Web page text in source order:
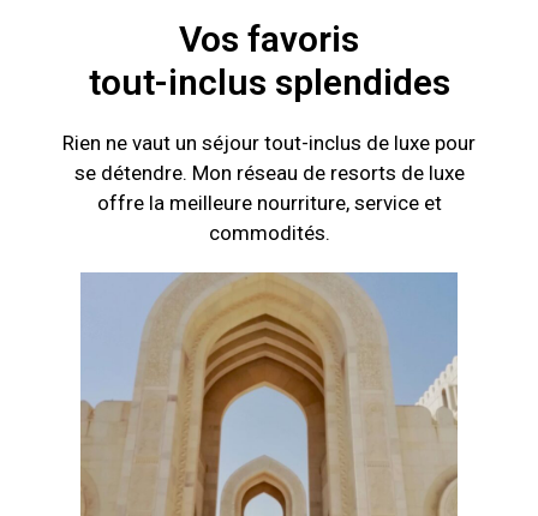
Vos favoris
tout-inclus splendides
Rien ne vaut un séjour tout-inclus de luxe pour
se détendre. Mon réseau de resorts de luxe
offre la meilleure nourriture, service et
commodités.